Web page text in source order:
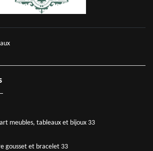
meubles, tableaux et bijoux 33
gousset et bracelet 33